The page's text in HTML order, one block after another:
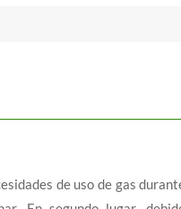
de uso de gas